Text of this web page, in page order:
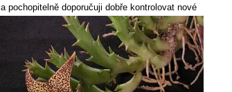
a pochopitelně doporučuji dobře kontrolovat nové